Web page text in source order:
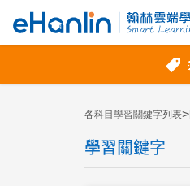
各科目學習關鍵字列表>
學習關鍵字